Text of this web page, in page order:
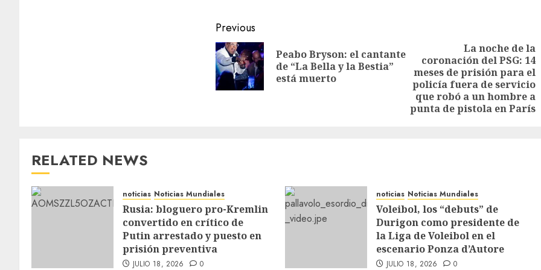
Previous
Peabo Bryson: el cantante
de “La Bella y la Bestia”
está muerto
La noche de la
coronación del PSG: 14
meses de prisión para el
policía fuera de servicio
que robó a un hombre a
punta de pistola en París
RELATED NEWS
noticias Noticias Mundiales
Rusia: bloguero pro-Kremlin
convertido en crítico de
Putin arrestado y puesto en
prisión preventiva
JULIO 18, 2026 0
noticias Noticias Mundiales
Voleibol, los “debuts” de
Durigon como presidente de
la Liga de Voleibol en el
escenario Ponza d’Autore
JULIO 18, 2026 0